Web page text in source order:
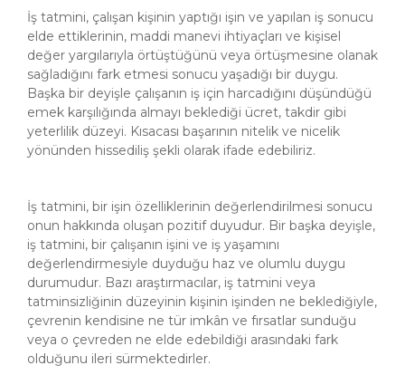
İş tatmini, çalışan kişinin yaptığı işin ve yapılan iş sonucu
elde ettiklerinin, maddi manevi ihtiyaçları ve kişisel
değer yargılarıyla örtüştüğünü veya örtüşmesine olanak
sağladığını fark etmesi sonucu yaşadığı bir duygu.
Başka bir deyişle çalışanın iş için harcadığını düşündüğü
emek karşılığında almayı beklediği ücret, takdir gibi
yeterlilik düzeyi. Kısacası başarının nitelik ve nicelik
yönünden hissediliş şekli olarak ifade edebiliriz.
İş tatmini, bir işin özelliklerinin değerlendirilmesi sonucu
onun hakkında oluşan pozitif duyudur. Bir başka deyişle,
iş tatmini, bir çalışanın işini ve iş yaşamını
değerlendirmesiyle duyduğu haz ve olumlu duygu
durumudur. Bazı araştırmacılar, iş tatmini veya
tatminsizliğinin düzeyinin kişinin işinden ne beklediğiyle,
çevrenin kendisine ne tür imkân ve fırsatlar sunduğu
veya o çevreden ne elde edebildiği arasındaki fark
olduğunu ileri sürmektedirler.